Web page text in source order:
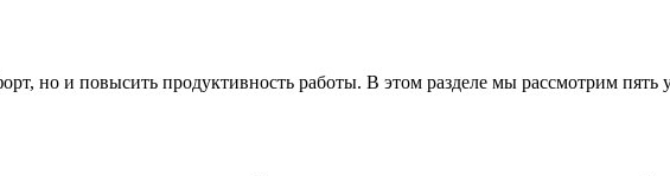
но и повысить продуктивность работы. В этом разделе мы рассмотрим пять